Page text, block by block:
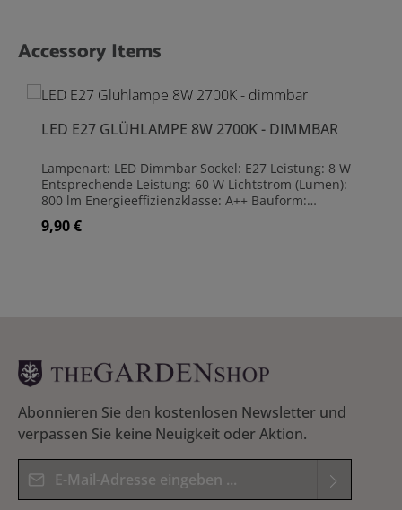
Produktgalerie überspringen
Accessory Items
LED E27 GLÜHLAMPE 8W 2700K - DIMMBAR
Lampenart: LED Dimmbar Sockel: E27 Leistung: 8 W
Entsprechende Leistung: 60 W Lichtstrom (Lumen):
800 lm Energieeffizienzklasse: A++ Bauform:
Glühlampenform Ausführung: klar Leuchtfarbe:
Warmweiß Lichtfarben (max): 2700 K
Regulärer Preis:
9,90 €
Abonnieren Sie den kostenlosen Newsletter und
verpassen Sie keine Neuigkeit oder Aktion.
E-Mail-Adresse*